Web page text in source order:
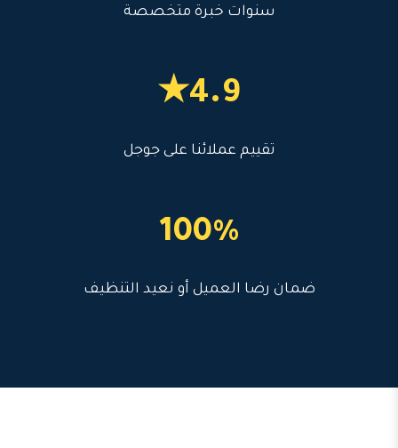
سنوات خبرة متخصصة
4.9★
تقييم عملائنا على جوجل
100%
ضمان رضا العميل أو نعيد التنظيف